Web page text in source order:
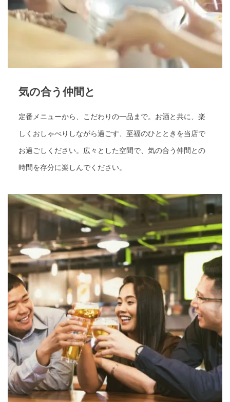
気の合う仲間と
定番メニューから、こだわりの一品まで。お酒と共に、楽
しくおしゃべりしながら過ごす、至福のひとときを当店で
お過ごしください。広々とした空間で、気の合う仲間との
時間を存分に楽しんでください。